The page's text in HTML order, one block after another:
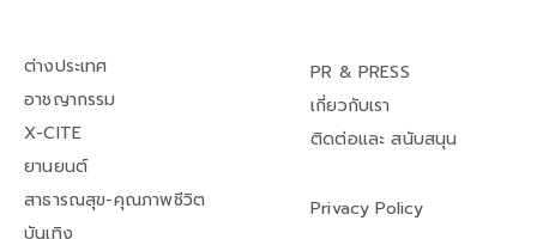
ต่างประเทศ
อาชญากรรม
X-CITE
ยานยนต์
สาธารณสุข-คุณภาพชีวิต
บันเทิง
PR & PRESS
เกี่ยวกับเรา
ติดต่อและ สนับสนุน
Privacy Policy